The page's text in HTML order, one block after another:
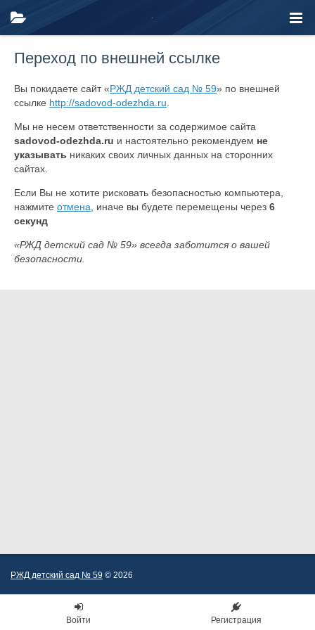
Переход по внешней ссылке
Вы покидаете сайт «РЖД детский сад № 59» по внешней
ссылке http://sadovod-odezhda.ru
Мы не несем ответственности за содержимое сайта
sadovod-odezhda.ru и настоятельно рекомендуем не
указывать никаких своих личных данных на сторонних
сайтах.
Если Вы не хотите рисковать безопасностью компьютера,
нажмите отмена , иначе вы будете перемещены через 6
секунд
«РЖД детский сад № 59» всегда заботится о вашей
безопасности.
РЖД детский сад № 59 © 2026
Войти Регистрация